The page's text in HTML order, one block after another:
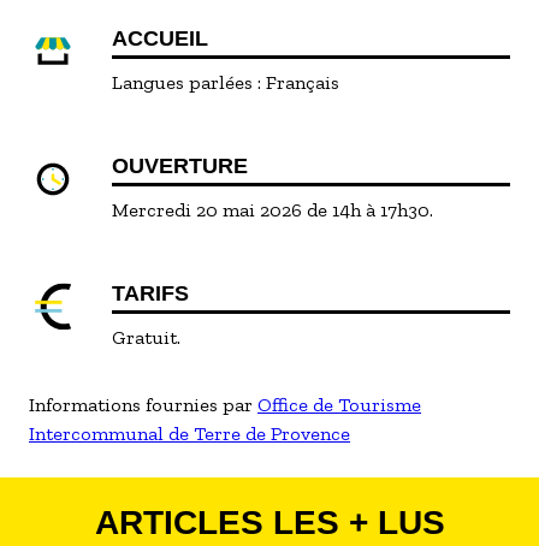
ACCUEIL
Langues parlées : Français
OUVERTURE
Mercredi 20 mai 2026 de 14h à 17h30.
TARIFS
Gratuit.
Informations fournies par Office de Tourisme
Intercommunal de Terre de Provence
ARTICLES LES + LUS